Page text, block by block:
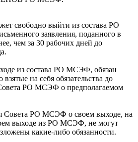
свободно выйти из состава РО
заявления, поданного в
чем за 30 рабочих дней до
из состава РО МСЭФ, обязан
на себя обязательства до
РО МСЭФ о предполагаемом
Совета РО МСЭФ о своем выходе, на
выходе из РО МСЭФ, не могут
какие-либо обязанности.